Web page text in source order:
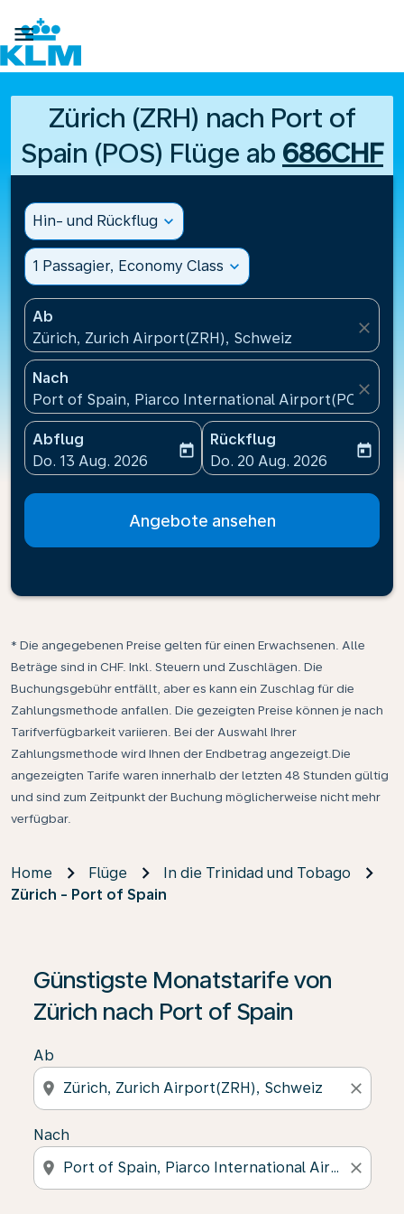

Zürich (ZRH) nach Port of
Spain (POS) Flüge ab 686CHF
Hin- und Rückflug expand_more
1 Passagier, Economy Class expand_more
Ab
Zürich, Zurich Airport(ZRH), Schweiz
close
Nach
Port of Spain, Piarco International Airport(POS),
close
Abflug
fc-booking-departure-date-aria-label
Do. 13 Aug. 2026
today
Rückflug
fc-booking-return-date-
Do. 20 Aug. 2026
today
Angebote ansehen
* Die angegebenen Preise gelten für einen Erwachsenen. Alle
Beträge sind in CHF. Inkl. Steuern und Zuschlägen. Die
Buchungsgebühr entfällt, aber es kann ein Zuschlag für die
Zahlungsmethode anfallen. Die gezeigten Preise können je nach
Tarifverfügbarkeit variieren. Bei der Auswahl Ihrer
Zahlungsmethode wird Ihnen der Endbetrag angezeigt.Die
angezeigten Tarife waren innerhalb der letzten 48 Stunden gültig
und sind zum Zeitpunkt der Buchung möglicherweise nicht mehr
verfügbar.
Home Flüge
In die Trinidad und Tobago
Zürich - Port of Spain
Günstigste Monatstarife von
Zürich nach Port of Spain
Ab
location_on close
Nach
location_on close